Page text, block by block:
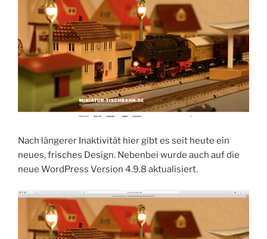
Nach längerer Inaktivität hier gibt es seit heute ein
neues, frisches Design. Nebenbei wurde auch auf die
neue WordPress Version 4.9.8 aktualisiert.